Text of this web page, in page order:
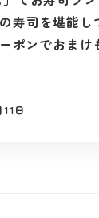
寿司を堪能し
ポンでおまけ
日